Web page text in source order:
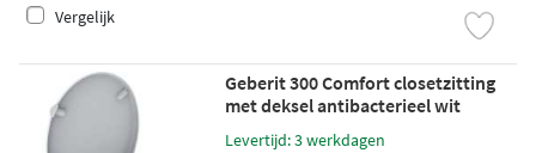
Vergelijk
Geberit 300 Comfort closetzitting
met deksel antibacterieel wit
Levertijd: 3 werkdagen